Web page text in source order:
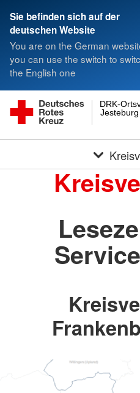
Sie befinden sich auf der
deutschen Website
You are on the German
you can use the switch to
the English one
Jesteburg
DRK-